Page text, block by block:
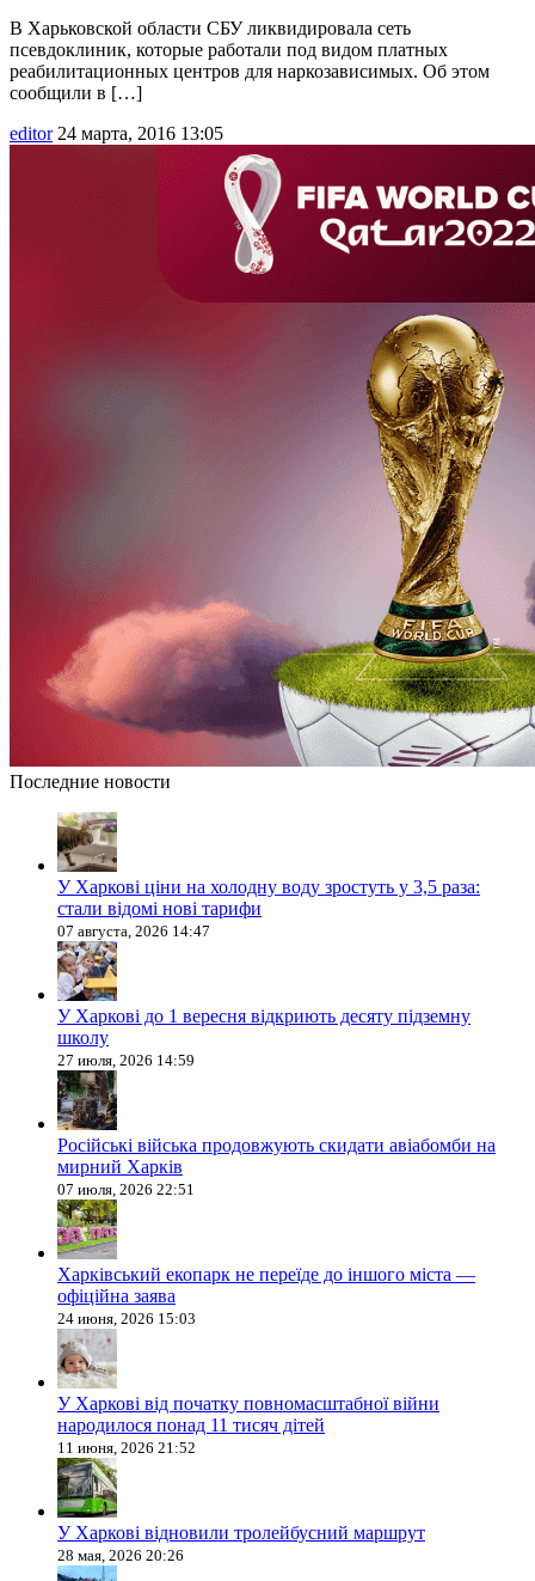
В Харьковской области СБУ ликвидировала сеть
псевдоклиник, которые работали под видом платных
реабилитационных центров для наркозависимых. Об этом
сообщили в […]
editor 24 марта, 2016 13:05
Последние новости
У Харкові ціни на холодну воду зростуть у 3,5 раза:
стали відомі нові тарифи
07 августа, 2026 14:47
У Харкові до 1 вересня відкриють десяту підземну
школу
27 июля, 2026 14:59
Російські війська продовжують скидати авіабомби на
мирний Харків
07 июля, 2026 22:51
Харківський екопарк не переїде до іншого міста —
офіційна заява
24 июня, 2026 15:03
У Харкові від початку повномасштабної війни
народилося понад 11 тисяч дітей
11 июня, 2026 21:52
У Харкові відновили тролейбусний маршрут
28 мая, 2026 20:26